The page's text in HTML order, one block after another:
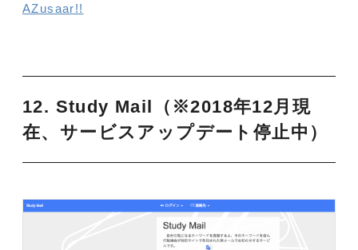
AZusaar!!
12. Study Mail（※2018年12月現
在、サービスアップデート停止中）